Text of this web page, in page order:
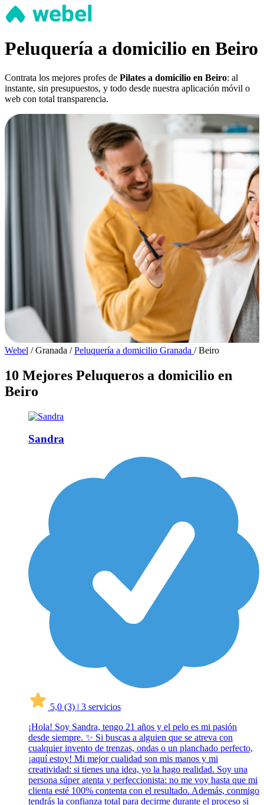
Peluquería a domicilio en Beiro
Contrata los mejores profes de Pilates a domicilio en Beiro: al
instante, sin presupuestos, y todo desde nuestra aplicación móvil o
web con total transparencia.
Webel / Granada / Peluquería a domicilio Granada / Beiro
10 Mejores Peluqueros a domicilio en
Beiro
Sandra
5,0 (3) | 3 servicios
¡Hola! Soy Sandra, tengo 21 años y el pelo es mi pasión
desde siempre. ✨ Si buscas a alguien que se atreva con
cualquier invento de trenzas, ondas o un planchado perfecto,
¡aquí estoy! Mi mejor cualidad son mis manos y mi
creatividad: si tienes una idea, yo la hago realidad. Soy una
persona súper atenta y perfeccionista: no me voy hasta que mi
clienta esté 100% contenta con el resultado. Además, conmigo
tendrás la confianza total para decirme durante el proceso si